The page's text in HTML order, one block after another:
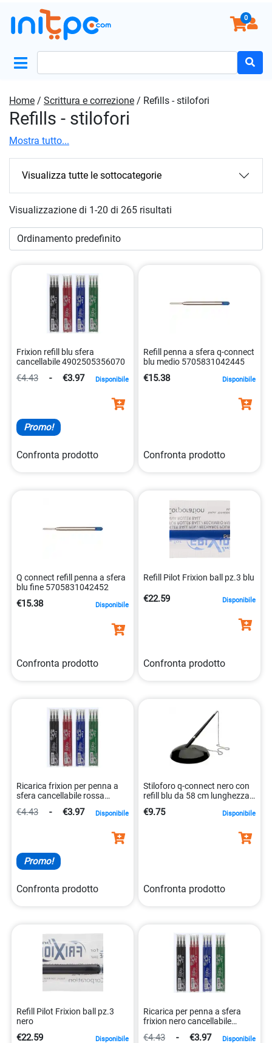
0
Search
Home / Scrittura e correzione / Refills - stilofori
Refills - stilofori
Mostra tutto...
Visualizza tutte le sottocategorie
Visualizzazione di 1-20 di 265 risultati
Frixion refill blu sfera
cancellabile 4902505356070
€4.43 - €3.97 Disponibile
Promo!
Confronta prodotto
Refill penna a sfera q-connect
blu medio 5705831042445
€15.38 Disponibile
Confronta prodotto
Q connect refill penna a sfera
blu fine 5705831042452
€15.38 Disponibile
Confronta prodotto
Refill Pilot Frixion ball pz.3 blu
€22.59 Disponibile
Confronta prodotto
Ricarica frixion per penna a
sfera cancellabile rossa
€4.43 - €3.97 Disponibile
Promo!
Confronta prodotto
Stiloforo q-connect nero con
refill blu da 58 cm lunghezza
catenina. 5705831002333
€9.75 Disponibile
Confronta prodotto
Refill Pilot Frixion ball pz.3
nero
€22.59 Disponibile
Ricarica per penna a sfera
frixion nero cancellabile
€4.43 - €3.97 Disponibile